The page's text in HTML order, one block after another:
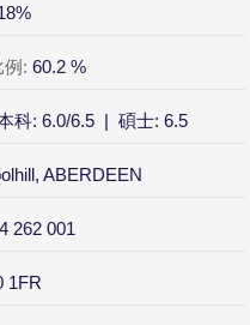
例: 60.2 %
科: 6.0/6.5 | 碩士: 6.5
ABERDEEN
262 001
1FR